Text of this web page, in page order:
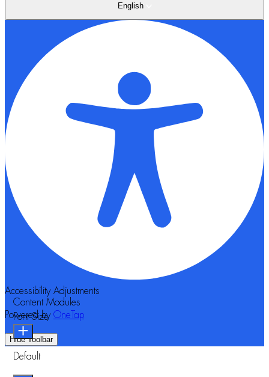
English
Accessibility Adjustments
Powered by OneTap
Hide Toolbar
Content Modules
Font Size
Default